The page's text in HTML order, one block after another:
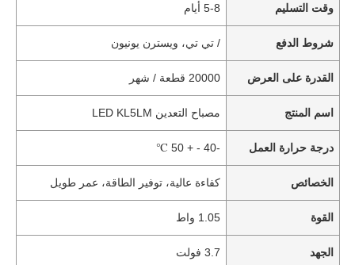
وقت التسليم 5-8 أيام
شروط الدفع / تي تي، ويسترن يونيون
القدرة على العرض 20000 قطعة / شهر
اسم المنتج مصباح التعدين LED KL5LM
درجة حرارة العمل -40 - + 50 ℃
الخصائص كفاءة عالية، توفير الطاقة، عمر طويل
القوة 1.05 واط
الجهد 3.7 فولت